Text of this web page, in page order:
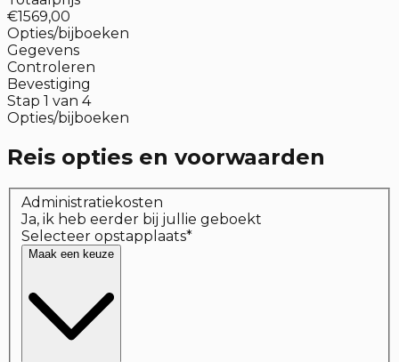
€1569,00
Opties/bijboeken
Gegevens
Controleren
Bevestiging
Stap 1 van 4
Opties/bijboeken
Reis opties en voorwaarden
Administratiekosten
Ja, ik heb eerder bij jullie geboekt
Selecteer opstapplaats*
Maak een keuze